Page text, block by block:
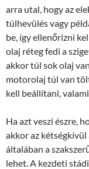
arra utal, hogy az
túlhevülés vagy
be, így ellenőrizni
olaj réteg fedi a
akkor túl sok olaj
motorolaj túl van
kell beállítani,
Ha azt veszi észre,
akkor az kétségkívül
általában a
lehet. A kezdeti